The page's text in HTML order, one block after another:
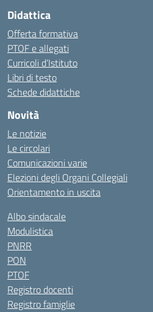
Didattica
Offerta formativa
PTOF e allegati
Curricoli d’Istituto
Libri di testo
Schede didattiche
Novità
Le notizie
Le circolari
Comunicazioni varie
Elezioni degli Organi Collegiali
Orientamento in uscita
Albo sindacale
Modulistica
PNRR
PON
PTOF
Registro docenti
Registro famiglie